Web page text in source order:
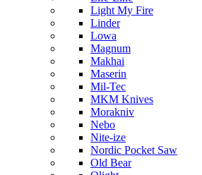
Light My Fire
Linder
Lowa
Magnum
Makhai
Maserin
Mil-Tec
MKM Knives
Morakniv
Nebo
Nite-ize
Nordic Pocket Saw
Old Bear